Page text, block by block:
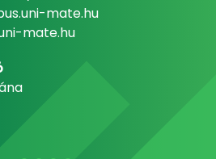
mate.hu
mate.hu